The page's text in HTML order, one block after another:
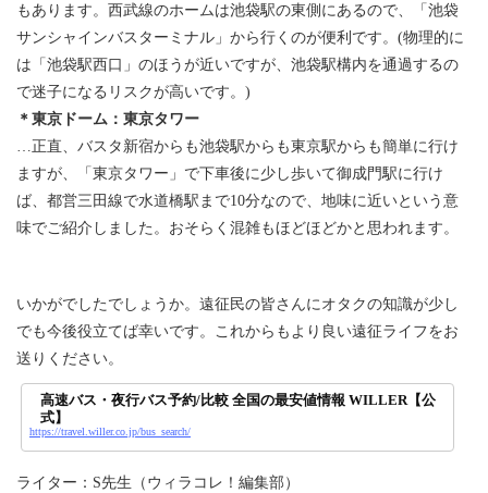
もあります。西武線のホームは池袋駅の東側にあるので、「池袋
サンシャインバスターミナル」から行くのが便利です。(物理的に
は「池袋駅西口」のほうが近いですが、池袋駅構内を通過するの
で迷子になるリスクが高いです。)
＊東京ドーム：東京タワー
…正直、バスタ新宿からも池袋駅からも東京駅からも簡単に行け
ますが、「東京タワー」で下車後に少し歩いて御成門駅に行け
ば、都営三田線で水道橋駅まで10分なので、地味に近いという意
味でご紹介しました。おそらく混雑もほどほどかと思われます。
いかがでしたでしょうか。遠征民の皆さんにオタクの知識が少し
でも今後役立てば幸いです。これからもより良い遠征ライフをお
送りください。
高速バス・夜行バス予約/比較 全国の最安値情報 WILLER【公
式】
https://travel.willer.co.jp/bus_search/
ライター：S先生（ウィラコレ！編集部）